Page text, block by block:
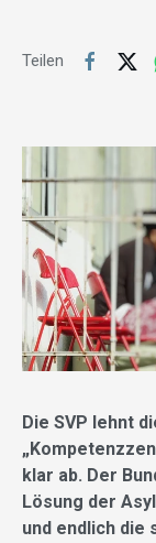
Teilen
Die SVP lehnt
klar ab. Der
Lösung der
und endlich die